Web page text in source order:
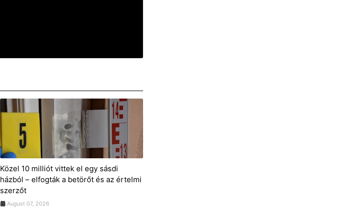
Közel 10 milliót vittek el egy sásdi
házból – elfogták a betörőt és az értelmi
szerzőt
August 07, 2026